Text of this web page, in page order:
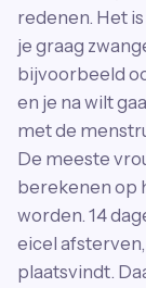
redenen. Het
je graag
bijvoorbeeld
en je na wilt
met de
De meeste
berekenen op
worden. 14
eicel
plaatsvindt.